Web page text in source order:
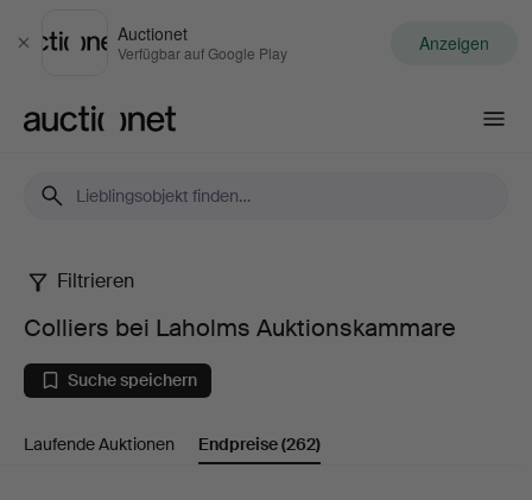
Schließen
Auctionet
Verfügbar auf Google Play Anzeigen
Colliers
bei
Laholms
Auktionskammare
Filtrieren
Colliers bei Laholms Auktionskammare
Suche speichern
Laufende Auktionen Endpreise(262)